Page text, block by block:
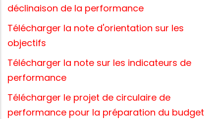
déclinaison de la performance
Télécharger la note d'orientation sur les
objectifs
Télécharger la note sur les indicateurs de
performance
Télécharger le projet de circulaire de
performance pour la préparation du budget